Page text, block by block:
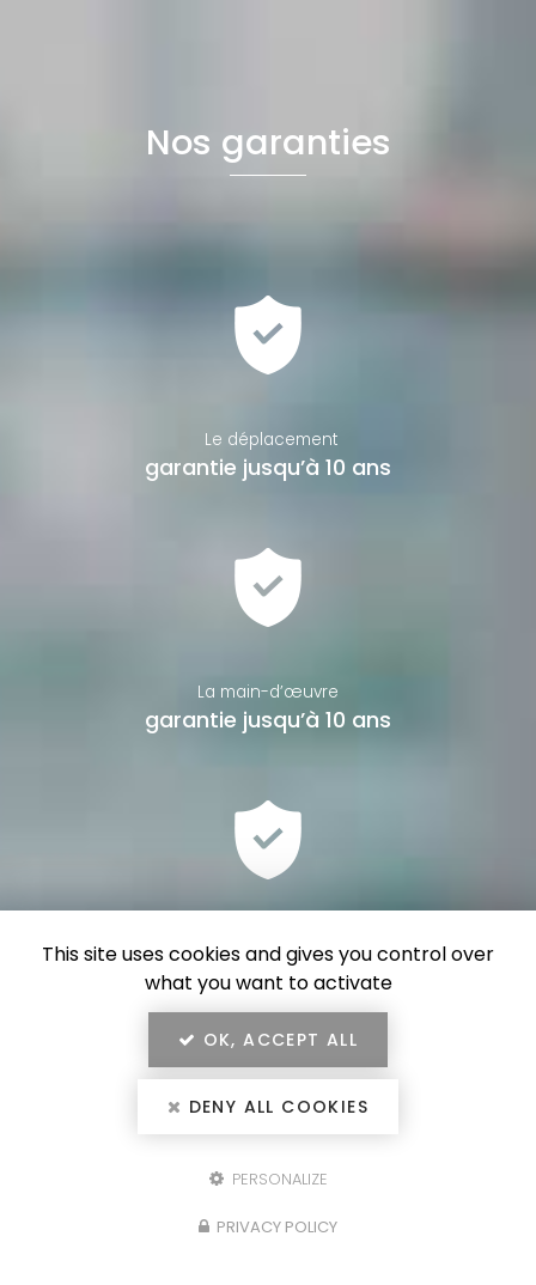
Configurez votre
Nos garanties
Le déplacement
garantie jusqu’à 10 ans
La main-d’œuvre
garantie jusqu’à 10 ans
Les produits
garantie jusqu’à 30 ans
etc.)
This site uses cookies and gives you control over
what you want to activate
OK, ACCEPT ALL
DENY ALL COOKIES
PERSONALIZE
PRIVACY POLICY